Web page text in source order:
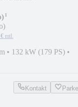
¹
mtl.
• 132 kW (179 PS) •
Kontakt